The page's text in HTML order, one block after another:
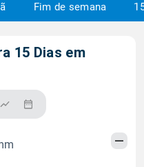
Fim de semana
15 Dias em